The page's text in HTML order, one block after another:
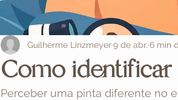
Como
Guilherme Linzmeyer9 de abr. 6 min
Perceber uma pinta diferente no